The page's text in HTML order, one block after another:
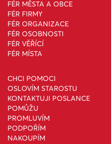
FÉR MĚSTA A OBCE
FÉR FIRMY
FÉR ORGANIZACE
FÉR OSOBNOSTI
FÉR VĚŘÍCÍ
FÉR MÍSTA
CHCI POMOCI
OSLOVÍM STAROSTU
KONTAKTUJI POSLANCE
POMŮŽU
PROMLUVÍM
PODPOŘÍM
NAKOUPÍM